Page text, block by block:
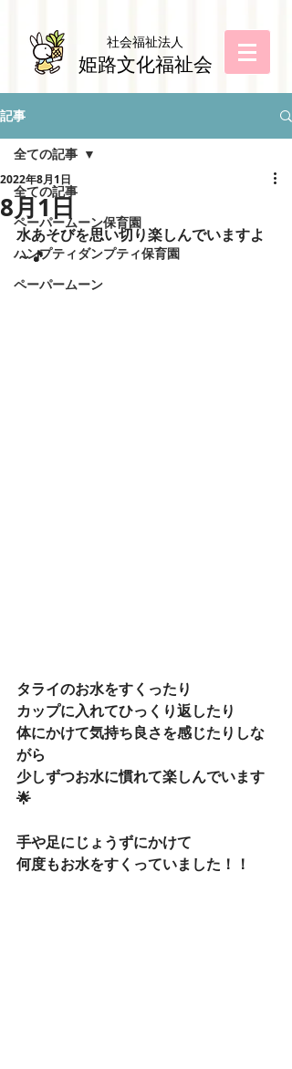
社会福祉法人
姫路文化福祉会
記事
全ての記事
ペーパームーン保育園
ハンプティダンプティ保育園
ペーパームーン
全ての記事
8月1日
2022年8月1日
水あそびを思い切り楽しんでいますよ
～🎵
タライのお水をすくったり
カップに入れてひっくり返したり
体にかけて気持ち良さを感じたりしな
がら
少しずつお水に慣れて楽しんでいます
🌟
手や足にじょうずにかけて
何度もお水をすくっていました！！